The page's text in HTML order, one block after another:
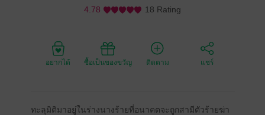
4.78 18 Rating
อยากได้ ซื้อเป็นของขวัญ ติดตาม แชร์
ทะลุมิติมาอยู่ในร่างนางร้ายที่อนาคตจะถูกสามีตัวร้ายฆ่า